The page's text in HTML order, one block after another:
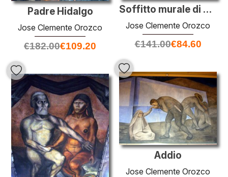
Padre Hidalgo
Jose Clemente Orozco
€182.00€109.20
Soffitto murale di Hospicio Caba?as
Jose Clemente Orozco
€141.00€84.60
Addio
Jose Clemente Orozco